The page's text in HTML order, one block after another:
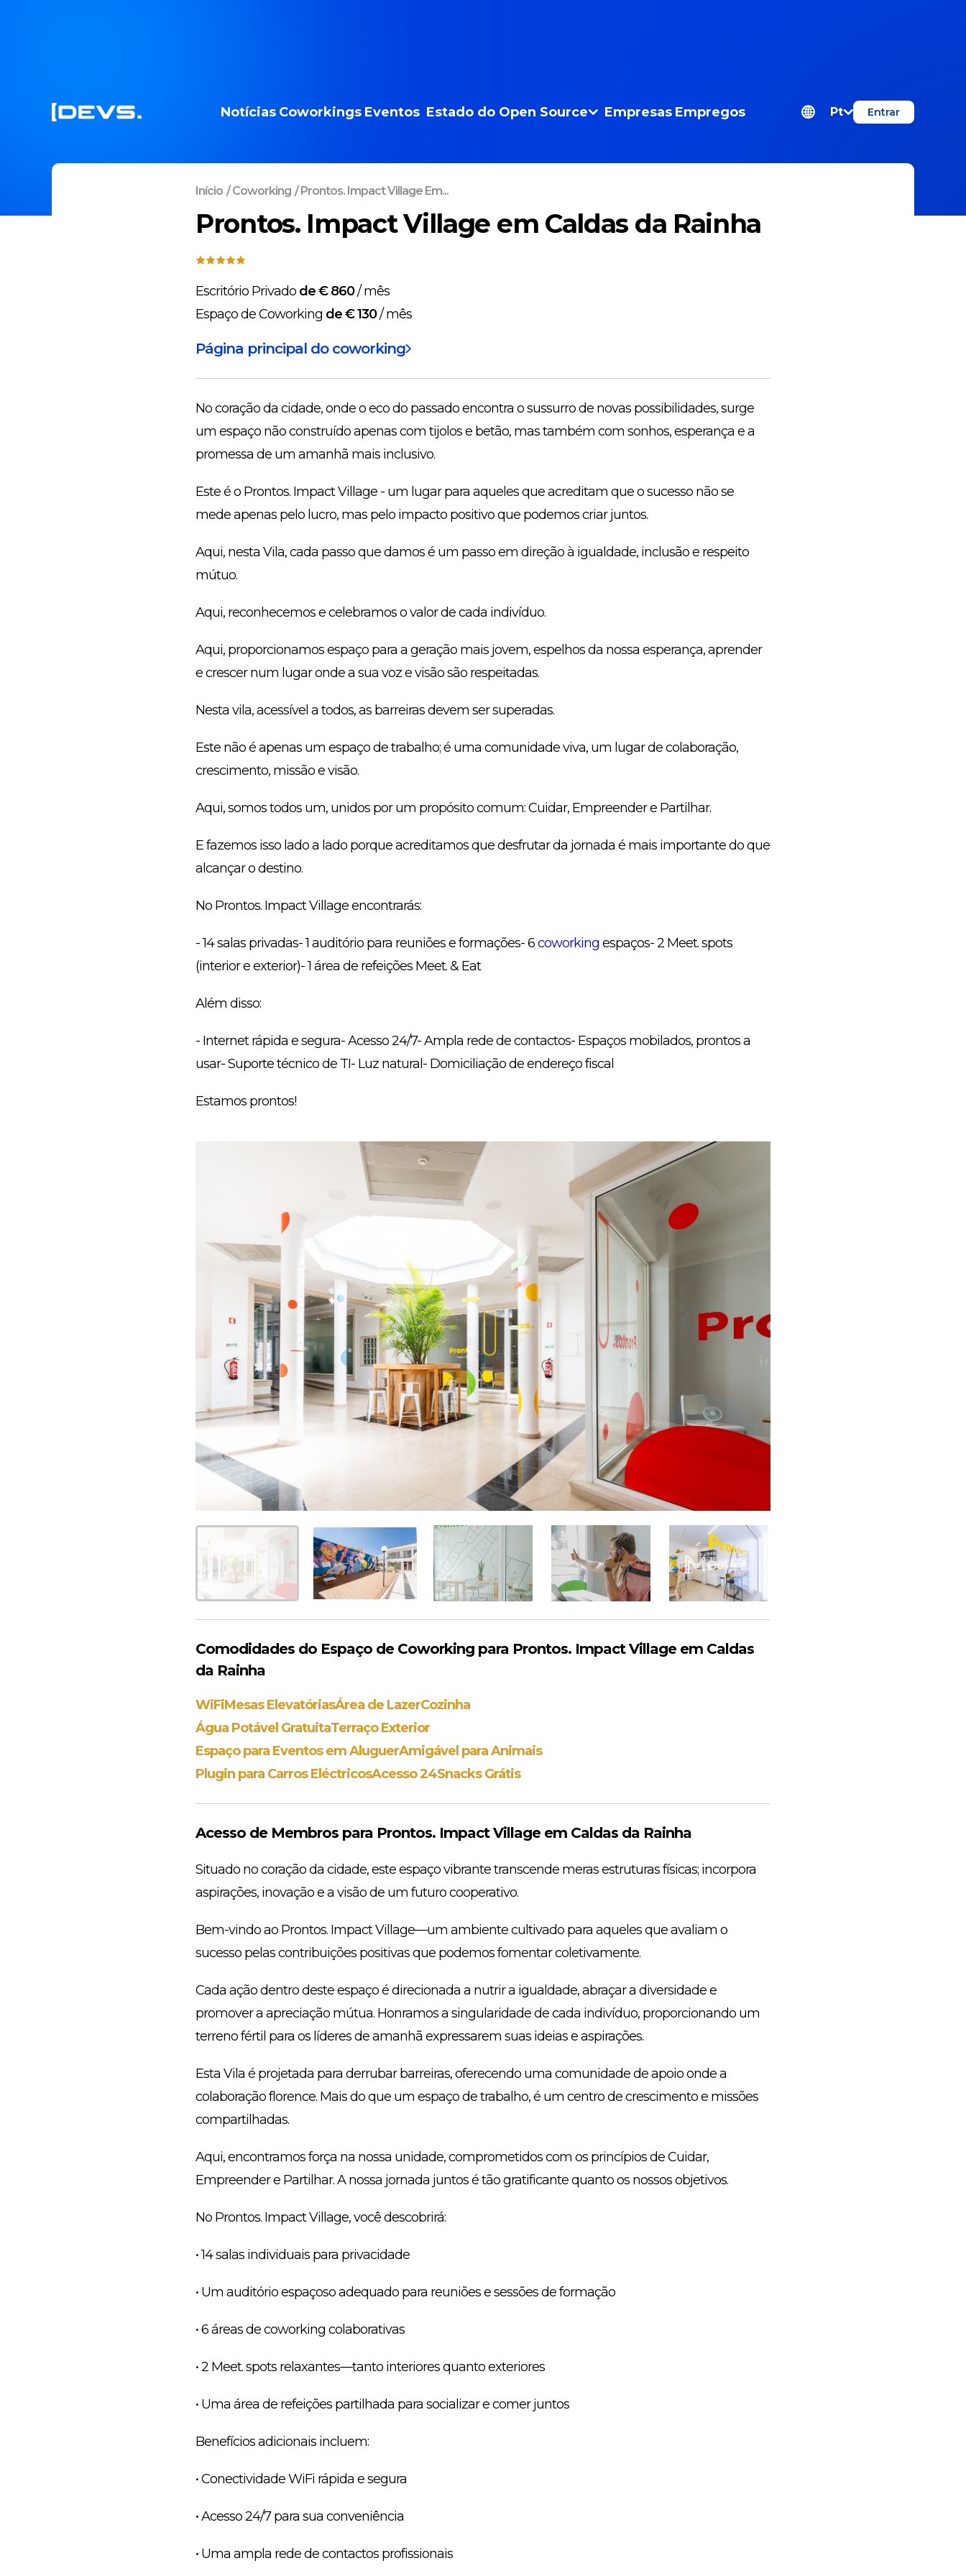
Notícias Coworkings Eventos Estado do Open Source Empresas Empregos Pt Entrar
Início /Coworking / Prontos. Impact Village Em...
Prontos. Impact Village em Caldas da Rainha
Escritório Privado de € 860/mês
Espaço de Coworking de € 130/mês
Página principal do coworking
No coração da cidade, onde o eco do passado encontra o sussurro de novas possibilidades, surge
um espaço não construído apenas com tijolos e betão, mas também com sonhos, esperança e a
promessa de um amanhã mais inclusivo.
Este é o Prontos. Impact Village - um lugar para aqueles que acreditam que o sucesso não se
mede apenas pelo lucro, mas pelo impacto positivo que podemos criar juntos.
Aqui, nesta Vila, cada passo que damos é um passo em direção à igualdade, inclusão e respeito
mútuo.
Aqui, reconhecemos e celebramos o valor de cada indivíduo.
Aqui, proporcionamos espaço para a geração mais jovem, espelhos da nossa esperança, aprender
e crescer num lugar onde a sua voz e visão são respeitadas.
Nesta vila, acessível a todos, as barreiras devem ser superadas.
Este não é apenas um espaço de trabalho; é uma comunidade viva, um lugar de colaboração,
crescimento, missão e visão.
Aqui, somos todos um, unidos por um propósito comum: Cuidar, Empreender e Partilhar.
E fazemos isso lado a lado porque acreditamos que desfrutar da jornada é mais importante do que
alcançar o destino.
No Prontos. Impact Village encontrarás:
- 14 salas privadas- 1 auditório para reuniões e formações- 6coworking espaços- 2 Meet. spots
(interior e exterior)- 1 área de refeições Meet. & Eat
Além disso:
- Internet rápida e segura- Acesso 24/7- Ampla rede de contactos- Espaços mobilados, prontos a
usar- Suporte técnico de TI- Luz natural- Domiciliação de endereço fiscal
Estamos prontos!
Comodidades do Espaço de Coworking para Prontos. Impact Village em Caldas
da Rainha
WiFiMesas ElevatóriasÁrea de LazerCozinha
Água Potável GratuitaTerraço Exterior
Espaço para Eventos em AluguerAmigável para Animais
Plugin para Carros EléctricosAcesso 24Snacks Grátis
Acesso de Membros para Prontos. Impact Village em Caldas da Rainha
Situado no coração da cidade, este espaço vibrante transcende meras estruturas físicas; incorpora
aspirações, inovação e a visão de um futuro cooperativo.
Bem-vindo ao Prontos. Impact Village—um ambiente cultivado para aqueles que avaliam o
sucesso pelas contribuições positivas que podemos fomentar coletivamente.
Cada ação dentro deste espaço é direcionada a nutrir a igualdade, abraçar a diversidade e
promover a apreciação mútua. Honramos a singularidade de cada indivíduo, proporcionando um
terreno fértil para os líderes de amanhã expressarem suas ideias e aspirações.
Esta Vila é projetada para derrubar barreiras, oferecendo uma comunidade de apoio onde a
colaboração florence. Mais do que um espaço de trabalho, é um centro de crescimento e missões
compartilhadas.
Aqui, encontramos força na nossa unidade, comprometidos com os princípios de Cuidar,
Empreender e Partilhar. A nossa jornada juntos é tão gratificante quanto os nossos objetivos.
No Prontos. Impact Village, você descobrirá:
• 14 salas individuais para privacidade
• Um auditório espaçoso adequado para reuniões e sessões de formação
• 6 áreas de coworking colaborativas
• 2 Meet. spots relaxantes—tanto interiores quanto exteriores
• Uma área de refeições partilhada para socializar e comer juntos
Benefícios adicionais incluem:
• Conectividade WiFi rápida e segura
• Acesso 24/7 para sua conveniência
• Uma ampla rede de contactos profissionais